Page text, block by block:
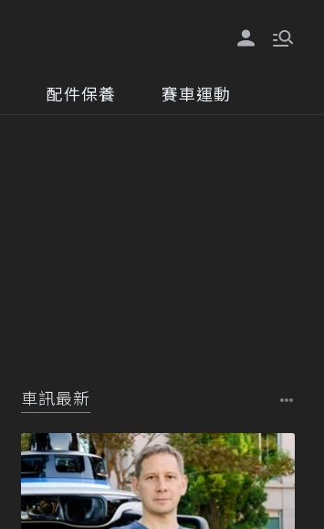
配件保養 賽車運動
車訊最新